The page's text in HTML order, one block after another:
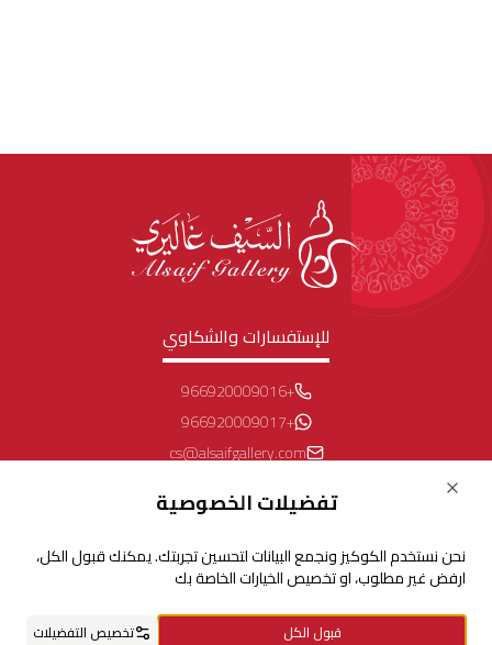
للإستفسارات والشكاوي
+966920009016
+966920009017
cs@alsaifgallery.com
Enable Cookies
Privacy and Cookie Policy
تابعنا على
تفضيلات الخصوصية
نحن نستخدم الكوكيز ونجمع البيانات لتحسين تجربتك. يمكنك قبول الكل،
ارفض غير مطلوب، او تخصيص الخيارات الخاصة بك
قبول الكل تخصيص التفضيلات
Close